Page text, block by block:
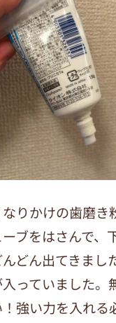
りかけの歯磨き
ブをはさんで、
どん出てきまし
っていました。
強い力を入れる